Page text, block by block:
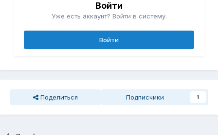
Войти
Уже есть аккаунт? Войти в систему.
Войти
Поделиться Подписчики 1